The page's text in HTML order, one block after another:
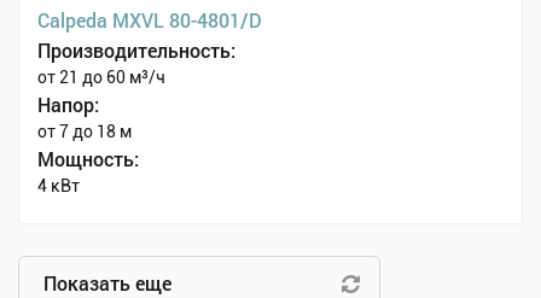
Calpeda MXVL 80-4801/D
Производительность:
от 21 до 60 м³/ч
Напор:
от 7 до 18 м
Мощность:
4 кВт
Показать еще